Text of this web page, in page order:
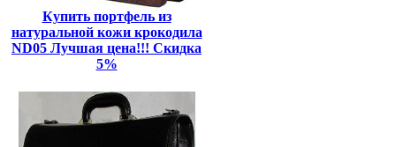
Купить портфель из
натуральной кожи крокодила
ND05 Лучшая цена!!! Скидка
5%